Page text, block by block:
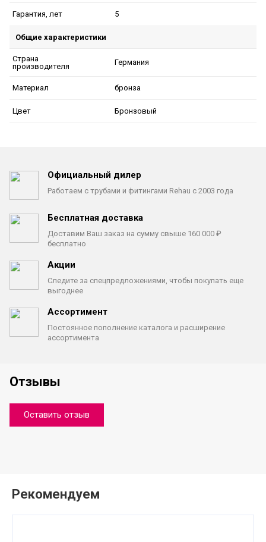
Гарантия, лет 5
Общие характеристики
Страна
производителя
Германия
Материал бронза
Цвет Бронзовый
Официальный дилер
Работаем с трубами и фитингами Rehau с 2003 года
Бесплатная доставка
Доставим Ваш заказ на сумму свыше 160 000 ₽
бесплатно
Акции
Следите за спецпредложениями, чтобы покупать еще
выгоднее
Ассортимент
Постоянное пополнение каталога и расширение
ассортимента
Отзывы
Оставить отзыв
Рекомендуем